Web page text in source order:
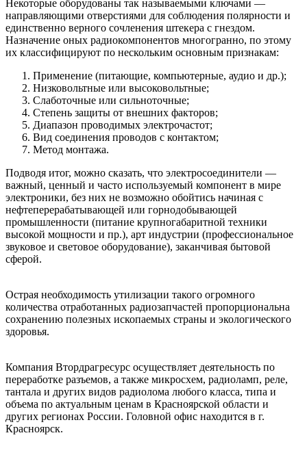
Некоторые оборудованы так называемыми ключами —
направляющими отверстиями для соблюдения полярности и
единственно верного сочленения штекера с гнездом.
Назначение оных радиокомпонентов многогранно, по этому
их классифицируют по нескольким основным признакам:
Применение (питающие, компьютерные, аудио и др.);
Низковольтные или высоковольтные;
Слаботочные или сильноточные;
Степень защиты от внешних факторов;
Диапазон проводимых электрочастот;
Вид соединения проводов с контактом;
Метод монтажа.
Подводя итог, можно сказать, что электросоединители —
важный, ценный и часто используемый компонент в мире
электроники, без них не возможно обойтись начиная с
нефтеперерабатывающей или горнодобывающей
промышленности (питание крупногабаритной техники
высокой мощности и пр.), арт индустрии (профессиональное
звуковое и световое оборудование), заканчивая бытовой
сферой.
Острая необходимость утилизации такого огромного
количества отработанных радиозапчастей пропорциональна
сохранению полезных ископаемых страны и экологического
здоровья.
Компания Втордрагресурс осуществляет деятельность по
переработке разъемов, а также микросхем, радиоламп, реле,
тантала и других видов радиолома любого класса, типа и
объема по актуальным ценам в Красноярской области и
других регионах России. Головной офис находится в г.
Красноярск.